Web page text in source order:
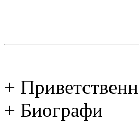
+
+ Биографи